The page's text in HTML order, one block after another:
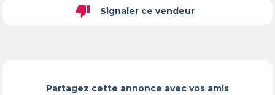
thumb_down Signaler ce vendeur
Partagez cette annonce avec vos amis